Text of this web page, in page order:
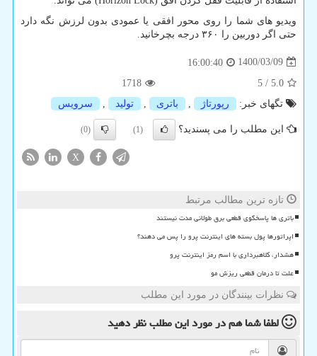
ویدیو های شما را روی محور افقی یا عمودی بدون لرزش نگه دارد
حتی اگر دوربین را ۳۶۰ درجه بچرخانید.
1400/03/09
16:00:40
5.0
/
5
1718
تگهای خبر:
رپورتاژ باتری تولید سرویس
این مطلب را می پسندید؟ (1)
(0)
X
تازه ترین مطالب مرتبط
باتری ها پاسخگوی قطعی برق طولانی مدت نیستند
اپراتورها پول بسته های اینترنت پرو را پس می دهند؟
هشدار، کلاهبرداری با اسم رمز اینترنت پرو
علت تا درمان قطعی ریزش مو
نظرات بینندگان در مورد این مطلب
لطفا شما همدر مورد این مطلبنظر دهید